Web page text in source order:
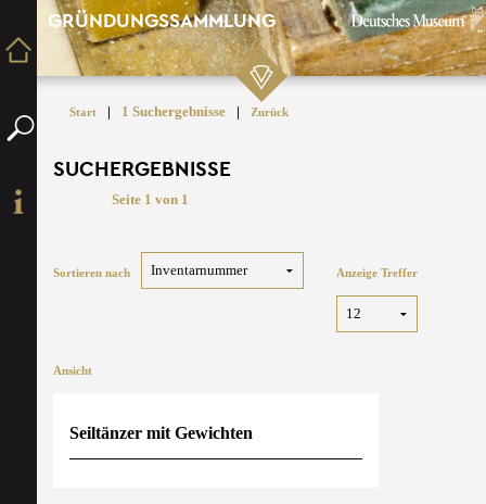
GRÜNDUNGSSAMMLUNG
Start | 1 Suchergebnisse | Zurück
SUCHERGEBNISSE
Seite 1 von 1
Sortieren nach Anzeige Treffer
Ansicht
Seiltänzer mit Gewichten